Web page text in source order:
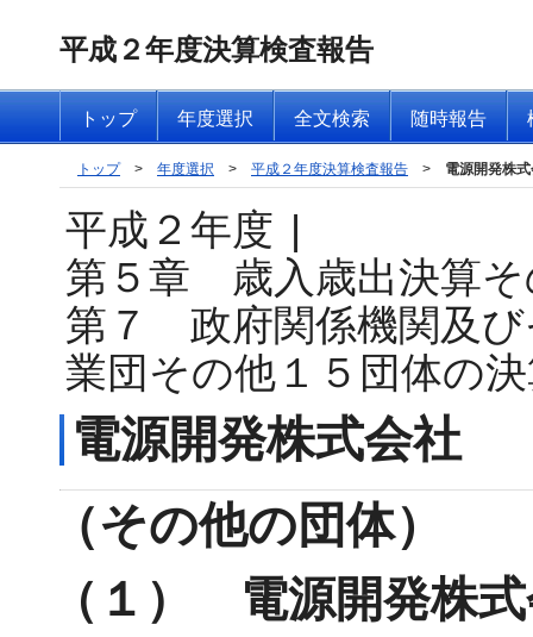
平成２年度決算検査報告
トップ 年度選択 全文検索 随時報告
トップ > 年度選択 > 平成２年度決算検査報告 > 電源開発株
平成２年度 |
第５章 歳入歳出決算そ
第７ 政府関係機関及び
業団その他１５団体の
電源開発株式会社
（その他の団体）
（１） 電源開発株